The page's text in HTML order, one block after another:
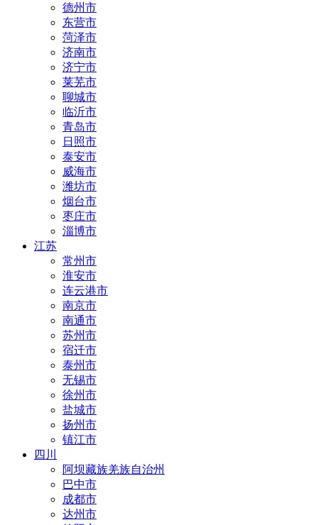
德州市
东营市
菏泽市
济南市
济宁市
莱芜市
聊城市
临沂市
青岛市
日照市
泰安市
威海市
潍坊市
烟台市
枣庄市
淄博市
江苏
常州市
淮安市
连云港市
南京市
南通市
苏州市
宿迁市
泰州市
无锡市
徐州市
盐城市
扬州市
镇江市
四川
阿坝藏族羌族自治州
巴中市
成都市
达州市